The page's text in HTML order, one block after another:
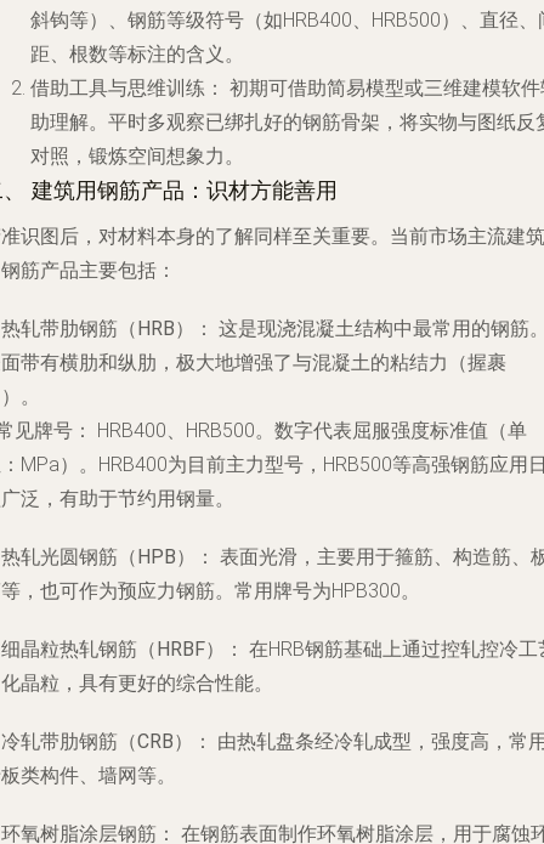
斜钩等）、钢筋等级符号（如HRB400、HRB500）、直径、
距、根数等标注的含义。
借助工具与思维训练： 初期可借助简易模型或三维建模软
助理解。平时多观察已绑扎好的钢筋骨架，将实物与图纸反
对照，锻炼空间想象力。
建筑用钢筋产品：识材方能善用
识图后，对材料本身的了解同样至关重要。当前市场主流建筑
筋产品主要包括：
轧带肋钢筋（HRB）： 这是现浇混凝土结构中最常用的钢筋
带有横肋和纵肋，极大地增强了与混凝土的粘结力（握裹
。
见牌号：
HRB400、HRB500。数字代表屈服强度标准值（单
MPa）。HRB400为目前主力型号，HRB500等高强钢筋应用
泛，有助于节约用钢量。
轧光圆钢筋（HPB）： 表面光滑，主要用于箍筋、构造筋、
，也可作为预应力钢筋。常用牌号为HPB300。
晶粒热轧钢筋（HRBF）： 在HRB钢筋基础上通过控轧控冷工
晶粒，具有更好的综合性能。
轧带肋钢筋（CRB）：
由热轧盘条经冷轧成型，强度高，常
类构件、墙网等。
氧树脂涂层钢筋： 在钢筋表面制作环氧树脂涂层，用于腐蚀